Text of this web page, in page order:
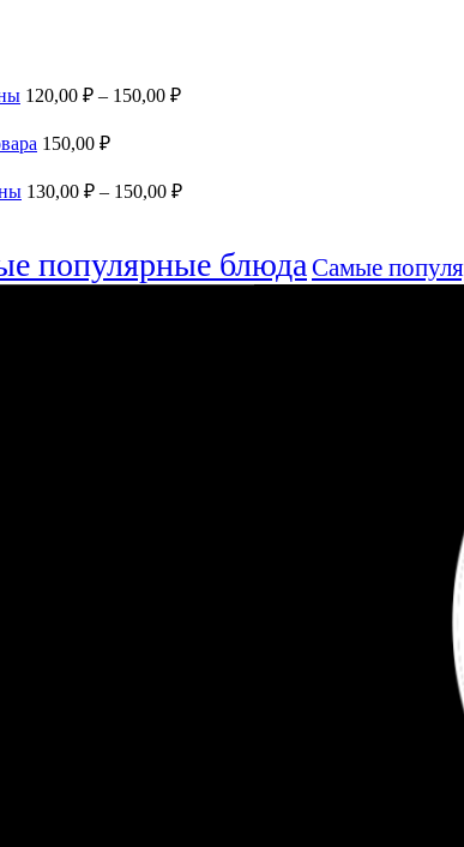
120,00 ₽ – 150,00 ₽
150,00 ₽
130,00 ₽ – 150,00 ₽
популярные блюда Самые